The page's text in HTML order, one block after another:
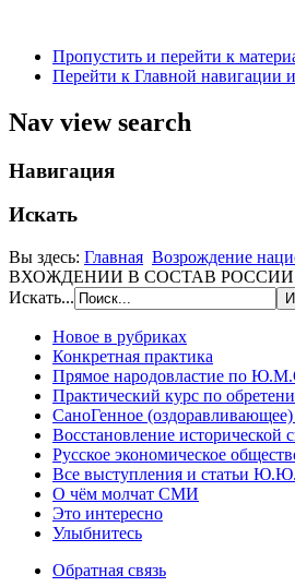
Пропустить и перейти к
Перейти к Главной навигации
Nav view search
Навигация
Искать
Вы здесь: Главная Возрождение
ВХОЖДЕНИИ В СОСТАВ
Искать...
Новое в рубриках
Конкретная практика
Прямое народовластие по
Практический курс по
СаноГенное
Восстановление исторической
Русское экономическое
Все выступления и статьи
О чём молчат СМИ
Это интересно
Улыбнитесь
Обратная связь